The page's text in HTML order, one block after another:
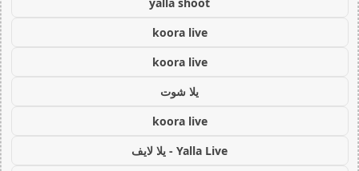
koora live
koora live
يلا شوت
koora live
Yalla Live - يلا لايف